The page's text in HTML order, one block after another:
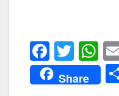
F
a
c
T
w
itt
W
h
at
Share